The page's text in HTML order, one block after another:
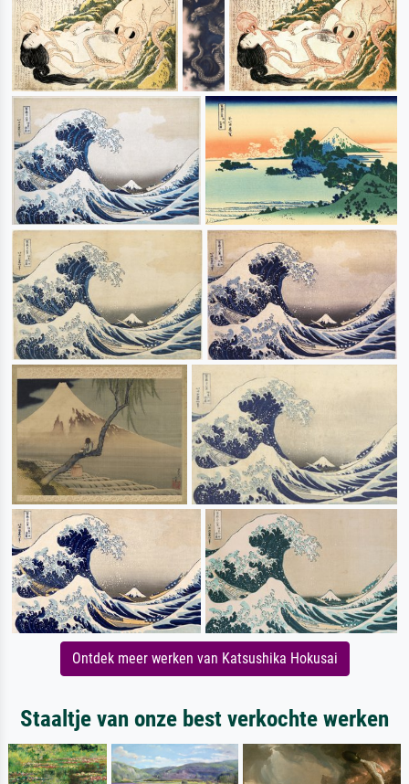
Ontdek meer werken van Katsushika Hokusai
Staaltje van onze best verkochte werken